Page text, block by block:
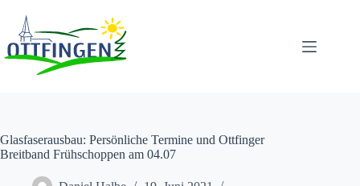
Inhalt
springen
Glasfaserausbau: Persönliche Termine und Ottfinger
Breitband Frühschoppen am 04.07